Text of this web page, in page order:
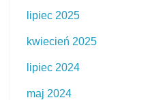
lipiec 2025
kwiecień 2025
lipiec 2024
maj 2024